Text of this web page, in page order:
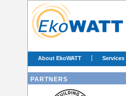
About EkoWATT Services
PARTNERS